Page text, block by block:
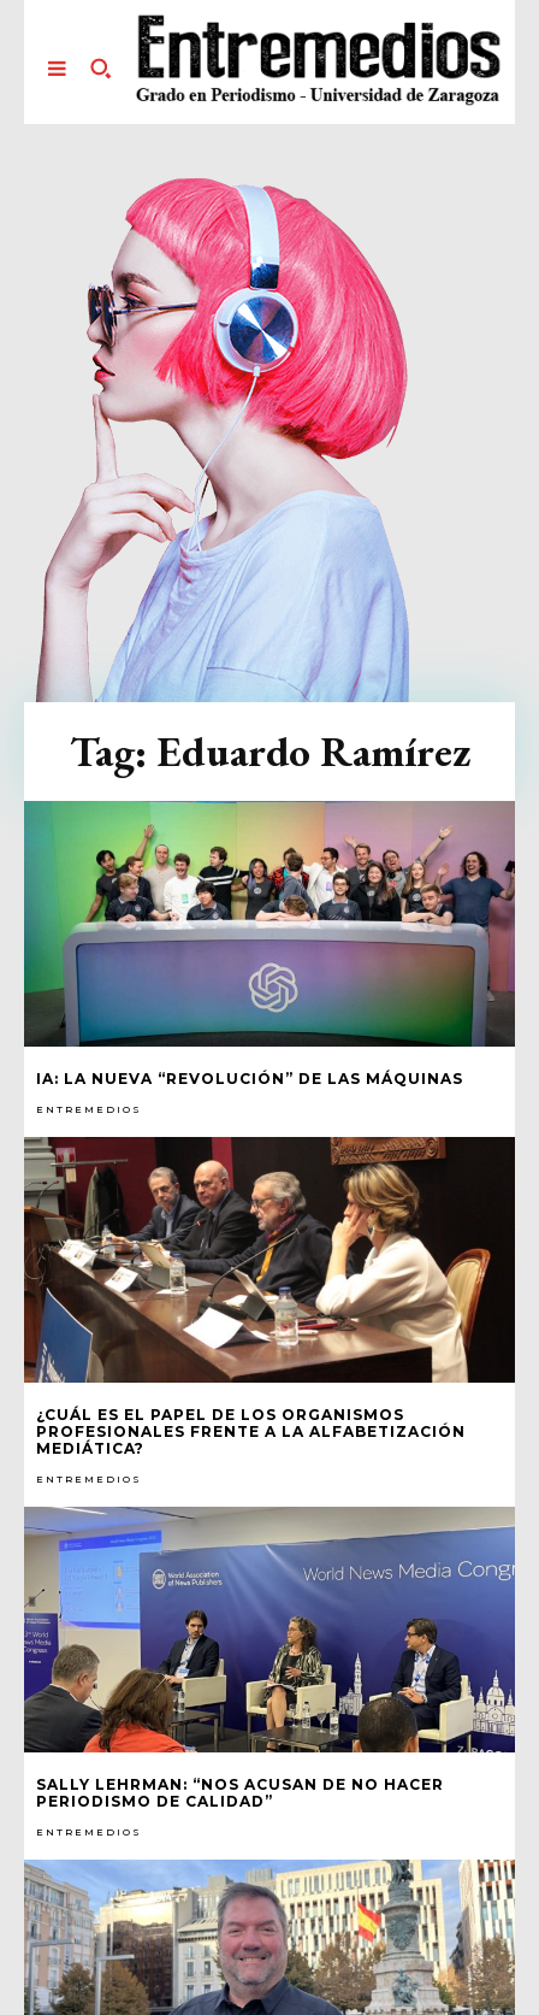
IA: LA NUEVA “REVOLUCIÓN” DE LAS MÁQUINAS
ENTREMEDIOS
¿CUÁL ES EL PAPEL DE LOS ORGANISMOS
PROFESIONALES FRENTE A LA ALFABETIZACIÓN
MEDIÁTICA?
ENTREMEDIOS
SALLY LEHRMAN: “NOS ACUSAN DE NO HACER
PERIODISMO DE CALIDAD”
ENTREMEDIOS
Tag: Eduardo Ramírez